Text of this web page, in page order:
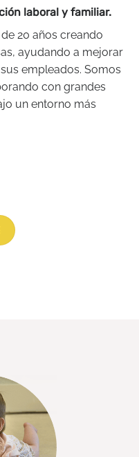
laboral y familiar.
20 años creando
ayudando a mejorar
empleados. Somos
con grandes
un entorno más